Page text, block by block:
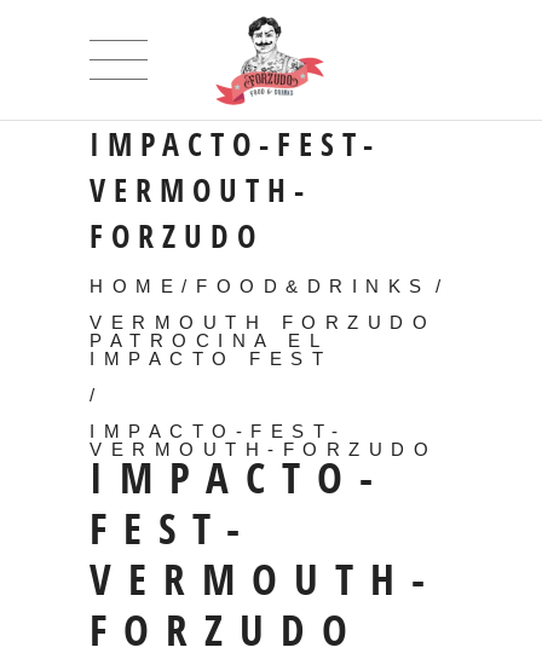
IMPACTO-FEST-
VERMOUTH-
FORZUDO
HOME / FOOD&DRINKS
/
VERMOUTH FORZUDO
PATROCINA EL
IMPACTO FEST
/
IMPACTO-FEST-
VERMOUTH-FORZUDO
IMPACTO-
FEST-
VERMOUTH-
FORZUDO